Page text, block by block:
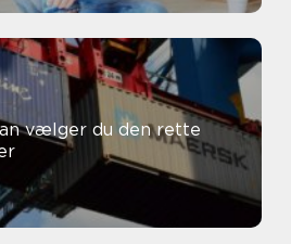
vælger du den rette